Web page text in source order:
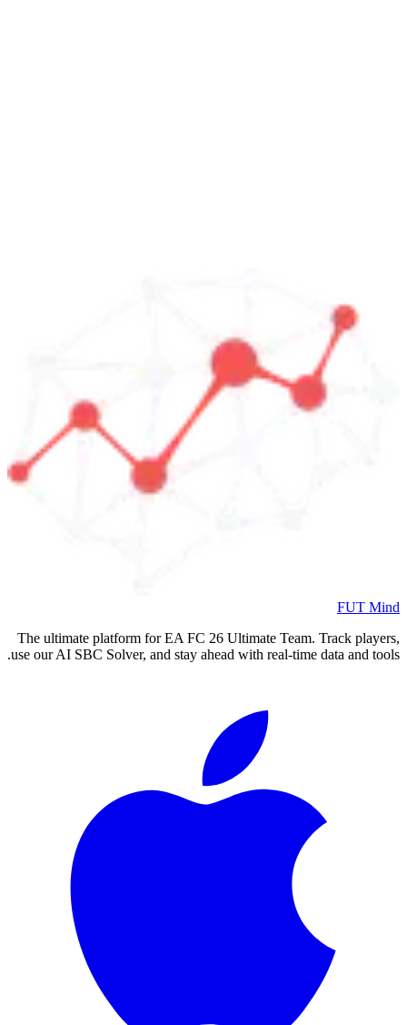
FUT Mind
The ultimate platform for EA FC 26 Ultimate Team. Track players,
use our AI SBC Solver, and stay ahead with real-time data and tools.